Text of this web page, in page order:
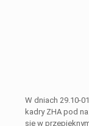
W dniach 29.10-
kadry ZHA pod
się w